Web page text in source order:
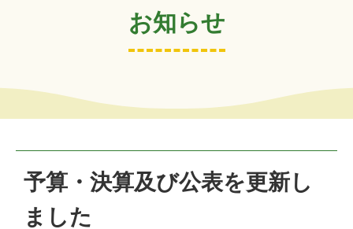
お知らせ
予算・決算及び公表を更新し
ました